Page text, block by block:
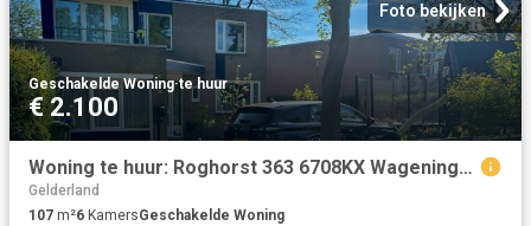
Foto bekijken
Geschakelde Woning·te huur
€ 2.100
Woning te huur: Roghorst 363 6708KX Wageningen
Gelderland
107 m²6 KamersGeschakelde Woning